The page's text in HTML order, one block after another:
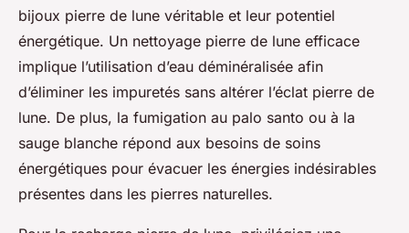
bijoux pierre de lune véritable et leur potentiel
énergétique. Un nettoyage pierre de lune efficace
implique l’utilisation d’eau déminéralisée afin
d’éliminer les impuretés sans altérer l’éclat pierre de
lune. De plus, la fumigation au palo santo ou à la
sauge blanche répond aux besoins de soins
énergétiques pour évacuer les énergies indésirables
présentes dans les pierres naturelles.